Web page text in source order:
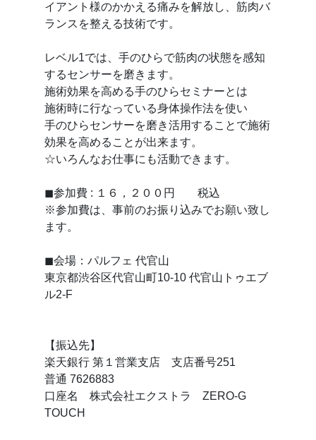
イアント様のかかえる痛みを解放し、筋肉バ
ランスを整える技術です。
レベル1では、手のひらで筋肉の状態を感知
するセンサーを磨きます。
施術効果を高める手のひらセミナーとは
施術時に行なっている身体操作法を使い
手のひらセンサーを磨き活用することで施術
効果を高めることが出来ます。
☆いろんなお仕事にも活動できます。
◼参加費 : １６，２００円 税込
※参加費は、事前のお振り込みでお願い致し
ます。
◼会場：パルフェ 代官山
東京都渋谷区代官山町10-10 代官山トゥエブ
ル2-F
【振込先】
楽天銀行 第１営業支店 支店番号251
普通 7626883
口座名 株式会社エクストラ ZERO-G
TOUCH